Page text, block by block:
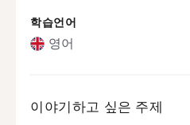
학습언어
영어
이야기하고 싶은 주제